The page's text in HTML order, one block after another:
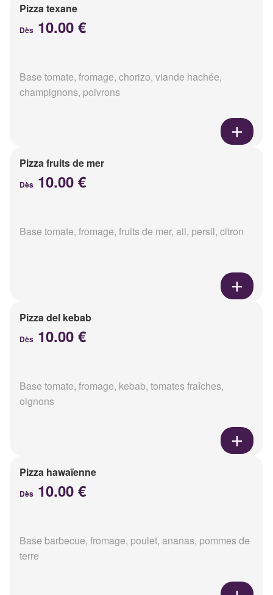
Pizza texane
Dès 10.00 €
Base tomate, fromage, chorizo, viande hachée,
champignons, poivrons
Pizza fruits de mer
Dès 10.00 €
Base tomate, fromage, fruits de mer, ail, persil, citron
Pizza del kebab
Dès 10.00 €
Base tomate, fromage, kebab, tomates fraîches,
oignons
Pizza hawaïenne
Dès 10.00 €
Base barbecue, fromage, poulet, ananas, pommes de
terre